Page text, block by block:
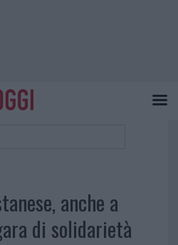
anche a
di solidarietà